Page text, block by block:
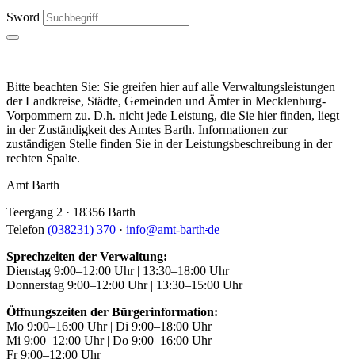
Sword
Bitte beachten Sie: Sie greifen hier auf alle Verwaltungsleistungen
der Landkreise, Städte, Gemeinden und Ämter in Mecklenburg-
Vorpommern zu. D.h. nicht jede Leistung, die Sie hier finden, liegt
in der Zuständigkeit des Amtes Barth. Informationen zur
zuständigen Stelle finden Sie in der Leistungsbeschreibung in der
rechten Spalte.
Amt Barth
Teergang 2 · 18356 Barth
Telefon (038231) 370 · info@amt-barth de
Sprechzeiten der Verwaltung:
Dienstag 9:00–12:00 Uhr | 13:30–18:00 Uhr
Donnerstag 9:00–12:00 Uhr | 13:30–15:00 Uhr
Öffnungszeiten der Bürgerinformation:
Mo 9:00–16:00 Uhr | Di 9:00–18:00 Uhr
Mi 9:00–12:00 Uhr | Do 9:00–16:00 Uhr
Fr 9:00–12:00 Uhr